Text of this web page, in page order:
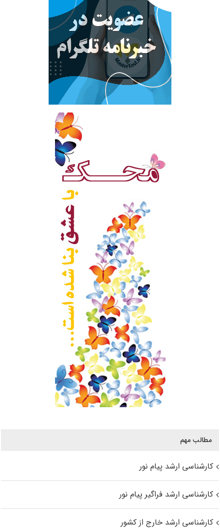
مطالب مهم
کارشناسی ارشد پیام نور
کارشناسی ارشد فراگیر پیام نور
کارشناسی ارشد خارج از کشور